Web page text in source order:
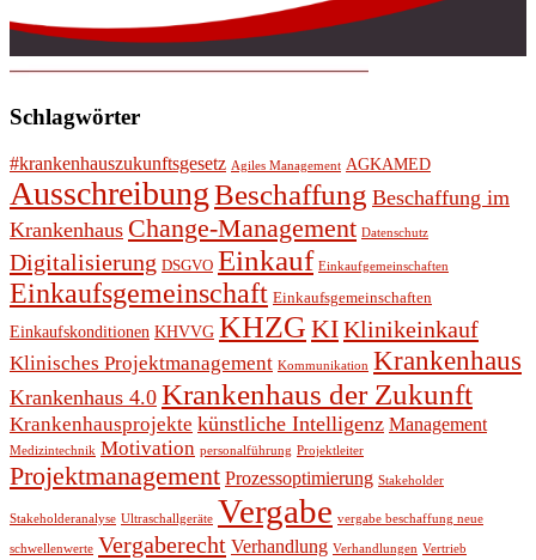
Schlagwörter
#krankenhauszukunftsgesetz Agiles Management AGKAMED
AusschreibungBeschaffung Beschaffung im
Krankenhaus Change-Management Datenschutz
Digitalisierung DSGVO Einkauf Einkaufgemeinschaften
Einkaufsgemeinschaft Einkaufsgemeinschaften
Einkaufskonditionen KHVVG KHZG KIKlinikeinkauf
Klinisches Projektmanagement Kommunikation Krankenhaus
Krankenhaus 4.0 Krankenhaus der Zukunft
Krankenhausprojekte künstliche Intelligenz Management
Medizintechnik Motivation personalführung Projektleiter
Projektmanagement Prozessoptimierung Stakeholder
Stakeholderanalyse Ultraschallgeräte Vergabe vergabe beschaffung neue
schwellenwerte Vergaberecht Verhandlung Verhandlungen Vertrieb